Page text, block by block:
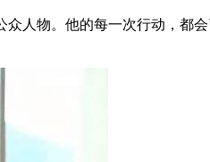
人物。他的每一次行动，都